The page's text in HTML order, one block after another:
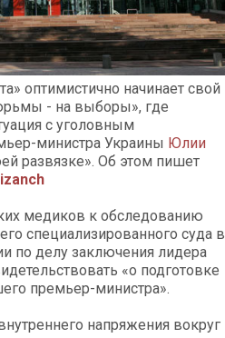
оптимистично начинает свой
- на выборы», где
с уголовным
министра Украины Юлии
развязке». Об этом пишет
медиков к обследованию
специализированного суда в
по делу заключения лидера
«о подготовке
премьер-министра».
напряжения вокруг